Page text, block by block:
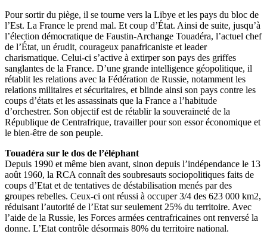
Pour sortir du piège, il se tourne vers la Libye et les pays du bloc de
l’Est. La France le prend mal. Et coup d’État. Ainsi de suite, jusqu’à
l’élection démocratique de Faustin-Archange Touadéra, l’actuel chef
de l’État, un érudit, courageux panafricaniste et leader
charismatique. Celui-ci s’active à extirper son pays des griffes
sanglantes de la France. D’une grande intelligence géopolitique, il
rétablit les relations avec la Fédération de Russie, notamment les
relations militaires et sécuritaires, et blinde ainsi son pays contre les
coups d’états et les assassinats que la France a l’habitude
d’orchestrer. Son objectif est de rétablir la souveraineté de la
République de Centrafrique, travailler pour son essor économique et
le bien-être de son peuple.
Touadéra sur le dos de l’éléphant
Depuis 1990 et même bien avant, sinon depuis l’indépendance le 13
août 1960, la RCA connaît des soubresauts sociopolitiques faits de
coups d’Etat et de tentatives de déstabilisation menés par des
groupes rebelles. Ceux-ci ont réussi à occuper 3/4 des 623 000 km2,
réduisant l’autorité de l’Etat sur seulement 25% du territoire. Avec
l’aide de la Russie, les Forces armées centrafricaines ont renversé la
donne. L’Etat contrôle désormais 80% du territoire national.